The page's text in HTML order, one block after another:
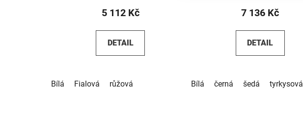
5 112 Kč
DETAIL
Bílá Fialová růžová
7 136 Kč
DETAIL
Bílá černá šedá tyrkysová